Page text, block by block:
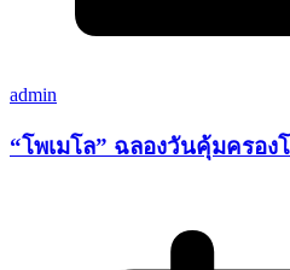
admin
“โพเมโล” ฉลองวันคุ้มครอ